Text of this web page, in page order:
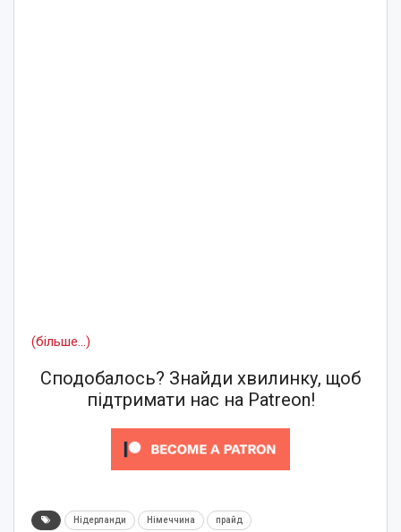
(більше…)
Сподобалось? Знайди хвилинку, щоб
підтримати нас на Patreon!
Нідерланди Німеччина прайд